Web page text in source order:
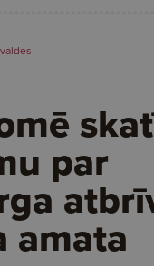
par
amata